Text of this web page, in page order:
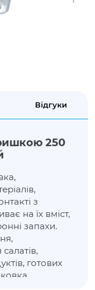
Відгуки
250
з
на їх вміст,
запахи.
готових